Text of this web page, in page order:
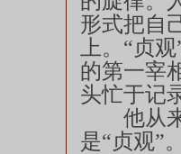
形式把自
上。“贞
的第一宰
头忙于记
他从来
是“贞观”